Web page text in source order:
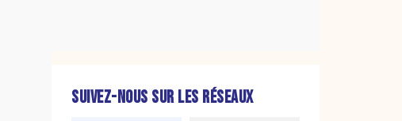
SUIVEZ-NOUS SUR LES RÉSEAUX